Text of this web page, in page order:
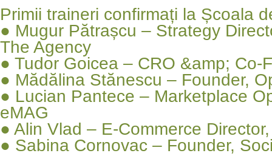
Primii traineri confirmați la Școala
● Mugur Pătrașcu – Strategy
The Agency
● Tudor Goicea – CRO &amp; Co-
● Mădălina Stănescu – Founder,
● Lucian Pantece – Marketplace
eMAG
● Alin Vlad – E-Commerce
● Sabina Cornovac – Founder,